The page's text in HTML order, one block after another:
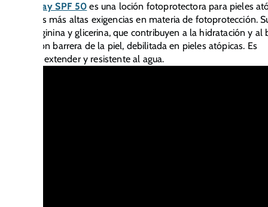
Spray SPF 50 es una loción fotoprotectora para pieles
con las más altas exigencias en materia de fotoprotección.
arginina y glicerina, que contribuyen a la hidratación y al
la función barrera de la piel, debilitada en pieles atópicas. Es
fácil de extender y resistente al agua.